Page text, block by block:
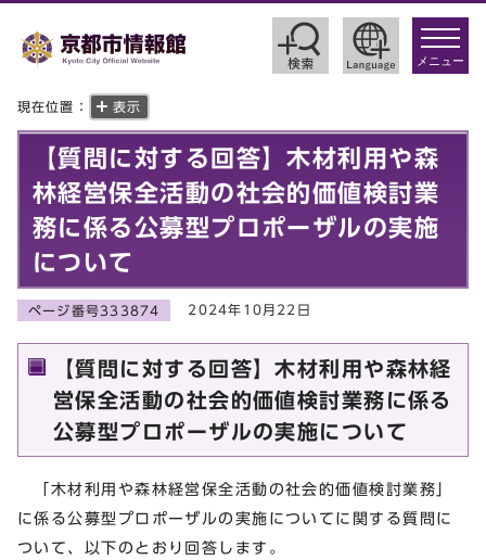
toggle
メニュー
現在位置： 表示
【質問に対する回答】木材利用や森
林経営保全活動の社会的価値検討業
務に係る公募型プロポーザルの実施
について
ページ番号333874 2024年10月22日
【質問に対する回答】木材利用や森林経
営保全活動の社会的価値検討業務に係る
公募型プロポーザルの実施について
「木材利用や森林経営保全活動の社会的価値検討業務」
に係る公募型プロポーザルの実施についてに関する質問に
ついて、以下のとおり回答します。